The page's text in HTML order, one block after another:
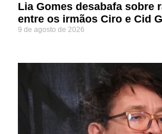
Lia Gomes desabafa sobre
entre os irmãos Ciro e Cid
9 de agosto de 2026